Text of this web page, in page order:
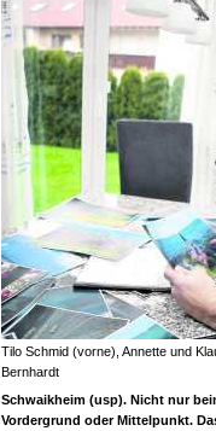
Tilo Schmid (vorne), Annette und
Bernhardt
Schwaikheim (usp). Nicht nur
Vordergrund oder Mittelpunkt.